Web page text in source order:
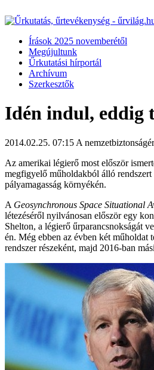
Írások 2025 novemberétől
Megújultunk
Űrkutatási hírportál
Archívum
Szerkesztők
Idén indul, eddig
2014.02.25. 07:15 A
Az amerikai légierő most először
megfigyelő műholdakból álló
pályamagasság környékén.
A Geosynchronous Space Situational
létezéséről nyilvánosan először egy
Shelton, a légierő űrparancsnokságát
én. Még ebben az évben két műholdat
rendszer részeként, majd 2016-ban